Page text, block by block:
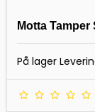
Motta
På lager